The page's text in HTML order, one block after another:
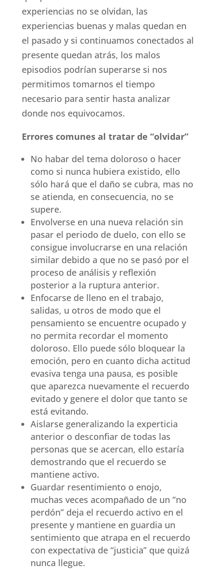
experiencias no se olvidan, las
experiencias buenas y malas quedan en
el pasado y si continuamos conectados al
presente quedan atrás, los malos
episodios podrían superarse si nos
permitimos tomarnos el tiempo
necesario para sentir hasta analizar
donde nos equivocamos.
Errores comunes al tratar de “olvidar”
No habar del tema doloroso o hacer
como si nunca hubiera existido, ello
sólo hará que el daño se cubra, mas no
se atienda, en consecuencia, no se
supere.
Envolverse en una nueva relación sin
pasar el periodo de duelo, con ello se
consigue involucrarse en una relación
similar debido a que no se pasó por el
proceso de análisis y reflexión
posterior a la ruptura anterior.
Enfocarse de lleno en el trabajo,
salidas, u otros de modo que el
pensamiento se encuentre ocupado y
no permita recordar el momento
doloroso. Ello puede sólo bloquear la
emoción, pero en cuanto dicha actitud
evasiva tenga una pausa, es posible
que aparezca nuevamente el recuerdo
evitado y genere el dolor que tanto se
está evitando.
Aislarse generalizando la experticia
anterior o desconfiar de todas las
personas que se acercan, ello estaría
demostrando que el recuerdo se
mantiene activo.
Guardar resentimiento o enojo,
muchas veces acompañado de un “no
perdón” deja el recuerdo activo en el
presente y mantiene en guardia un
sentimiento que atrapa en el recuerdo
con expectativa de “justicia” que quizá
nunca llegue.